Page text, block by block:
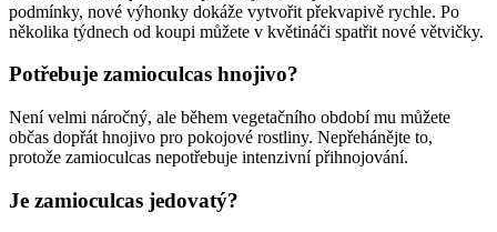
podmínky, nové výhonky dokáže vytvořit překvapivě rychle. Po
několika týdnech od koupi můžete v květináči spatřit nové větvičky.
Potřebuje zamioculcas hnojivo?
Není velmi náročný, ale během vegetačního období mu můžete
občas dopřát hnojivo pro pokojové rostliny. Nepřehánějte to,
protože zamioculcas nepotřebuje intenzivní přihnojování.
Je zamioculcas jedovatý?